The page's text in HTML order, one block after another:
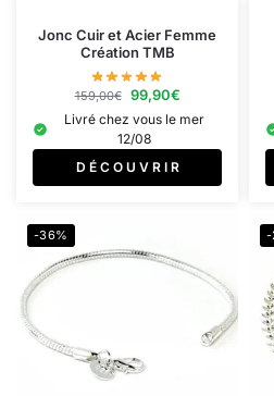
Jonc Cuir et Acier Femme
Création TMB
159,00€ 99,90€
Livré chez vous le mer
12/08
D É C O U V R I R
-36% -